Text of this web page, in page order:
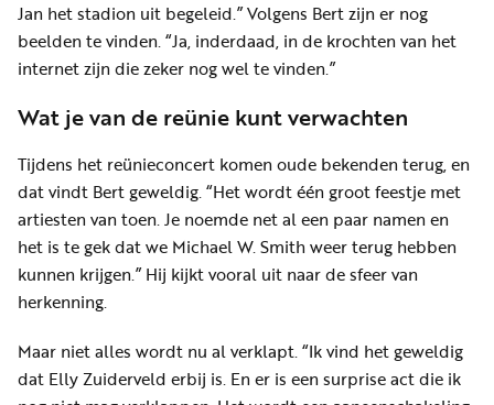
Jan het stadion uit begeleid.” Volgens Bert zijn er nog
beelden te vinden. “Ja, inderdaad, in de krochten van het
internet zijn die zeker nog wel te vinden.”
Wat je van de reünie kunt verwachten
Tijdens het reünieconcert komen oude bekenden terug, en
dat vindt Bert geweldig. “Het wordt één groot feestje met
artiesten van toen. Je noemde net al een paar namen en
het is te gek dat we Michael W. Smith weer terug hebben
kunnen krijgen.” Hij kijkt vooral uit naar de sfeer van
herkenning.
Maar niet alles wordt nu al verklapt. “Ik vind het geweldig
dat Elly Zuiderveld erbij is. En er is een surprise act die ik